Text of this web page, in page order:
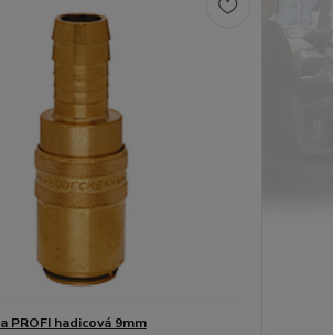
PROFI hadicová 9mm